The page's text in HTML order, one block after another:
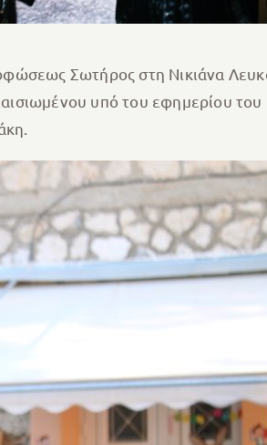
Σωτήρος στη Νικιάνα
υπό του εφημερίου του